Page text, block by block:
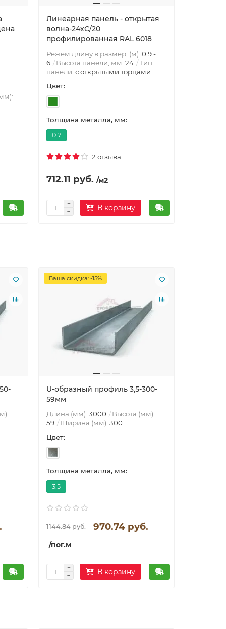
Линеарная панель - открытая
волна-24хС/20
профилированная RAL 6018
Режем длину в размер, (м): 0,9 -
6
Высота панели, мм: 24
Тип
панели: с открытыми торцами
Цвет:
Толщина металла, мм:
0.7
2 отзыва
712.11 руб. /м2
В корзину
Ваша скидка: -15%
U-образный профиль 3,5-300-
59мм
Длина (мм): 3000
Высота (мм):
59
Ширина (мм): 300
Цвет:
Толщина металла, мм:
3.5
1144.84 руб. 970.74 руб.
/пог.м
В корзину